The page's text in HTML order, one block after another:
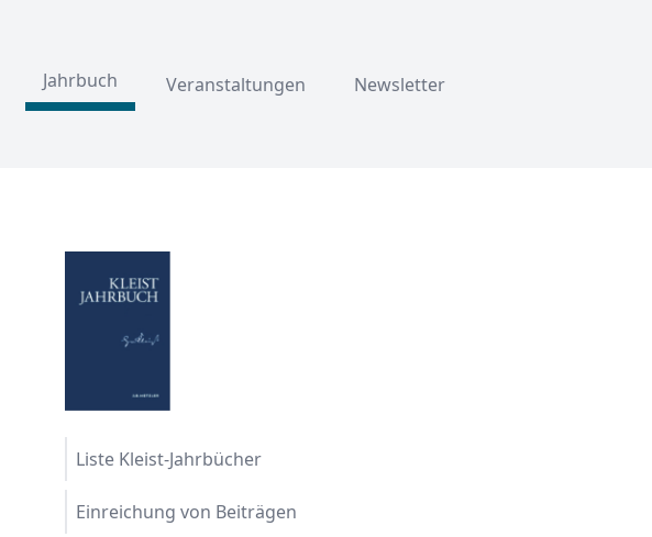
Jahrbuch Veranstaltungen Newsletter
Liste Kleist-Jahrbücher
Einreichung von Beiträgen